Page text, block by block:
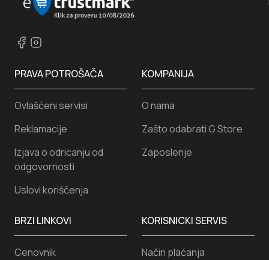
KORISNICKI SERVIS
Način plaćanja
PRAVA POTROŠAČA
Ovlašćeni servisi
Reklamacije
Izjava o odricanju od
odgovornosti
Uslovi koriščenja
KOMPANIJA
O nama
Zašto odabrati G Store
Zaposlenje
BRZI LINKOVI
Cenovnik